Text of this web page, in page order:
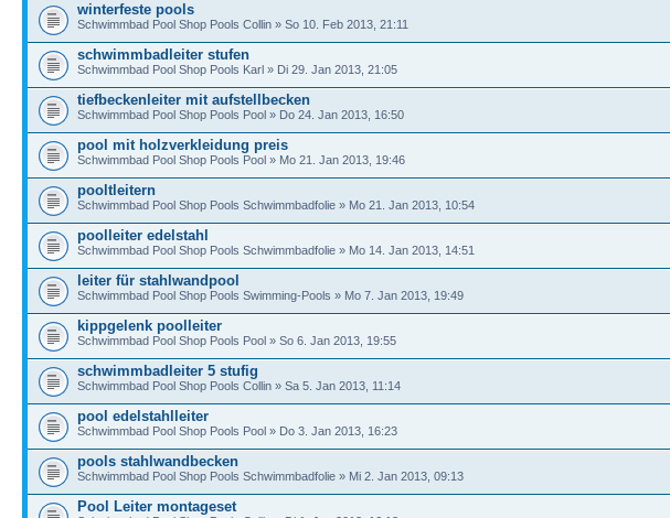
winterfeste pools
Schwimmbad Pool Shop Pools Collin » So 10. Feb 2013, 21:11
schwimmbadleiter stufen
Schwimmbad Pool Shop Pools Karl » Di 29. Jan 2013, 21:05
tiefbeckenleiter mit aufstellbecken
Schwimmbad Pool Shop Pools Pool » Do 24. Jan 2013, 16:50
pool mit holzverkleidung preis
Schwimmbad Pool Shop Pools Pool » Mo 21. Jan 2013, 19:46
pooltleitern
Schwimmbad Pool Shop Pools Schwimmbadfolie » Mo 21. Jan 2013, 10:54
poolleiter edelstahl
Schwimmbad Pool Shop Pools Schwimmbadfolie » Mo 14. Jan 2013, 14:51
leiter für stahlwandpool
Schwimmbad Pool Shop Pools Swimming-Pools » Mo 7. Jan 2013, 19:49
kippgelenk poolleiter
Schwimmbad Pool Shop Pools Pool » So 6. Jan 2013, 19:55
schwimmbadleiter 5 stufig
Schwimmbad Pool Shop Pools Collin » Sa 5. Jan 2013, 11:14
pool edelstahlleiter
Schwimmbad Pool Shop Pools Pool » Do 3. Jan 2013, 16:23
pools stahlwandbecken
Schwimmbad Pool Shop Pools Schwimmbadfolie » Mi 2. Jan 2013, 09:13
Pool Leiter montageset